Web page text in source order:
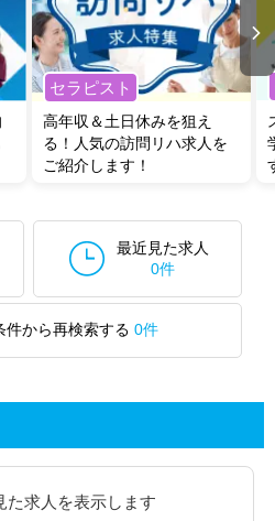
セラピスト
高年収＆土日休みを狙え
る！人気の訪問リハ求人を
ご紹介します！
最近見た求人
0件
件から再検索する 0件
た求人を表示します